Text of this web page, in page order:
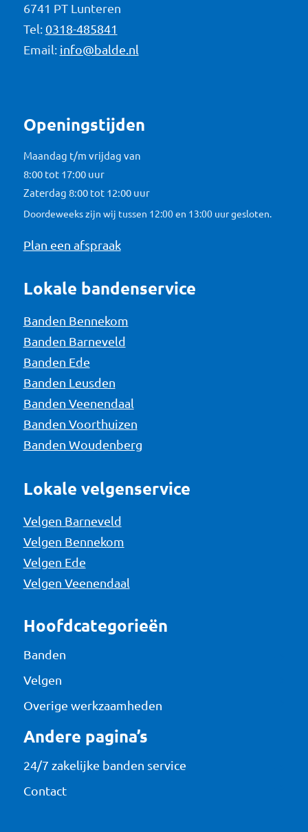
6741 PT Lunteren
Tel: 0318-485841
Email: info@balde.nl
Openingstijden
Maandag t/m vrijdag van
8:00 tot 17:00 uur
Zaterdag 8:00 tot 12:00 uur
Doordeweeks zijn wij tussen 12:00 en 13:00 uur gesloten.
Plan een afspraak
Lokale bandenservice
Banden Bennekom
Banden Barneveld
Banden Ede
Banden Leusden
Banden Veenendaal
Banden Voorthuizen
Banden Woudenberg
Lokale velgenservice
Velgen Barneveld
Velgen Bennekom
Velgen Ede
Velgen Veenendaal
Hoofdcategorieën
Banden
Velgen
Overige werkzaamheden
Andere pagina’s
24/7 zakelijke banden service
Contact